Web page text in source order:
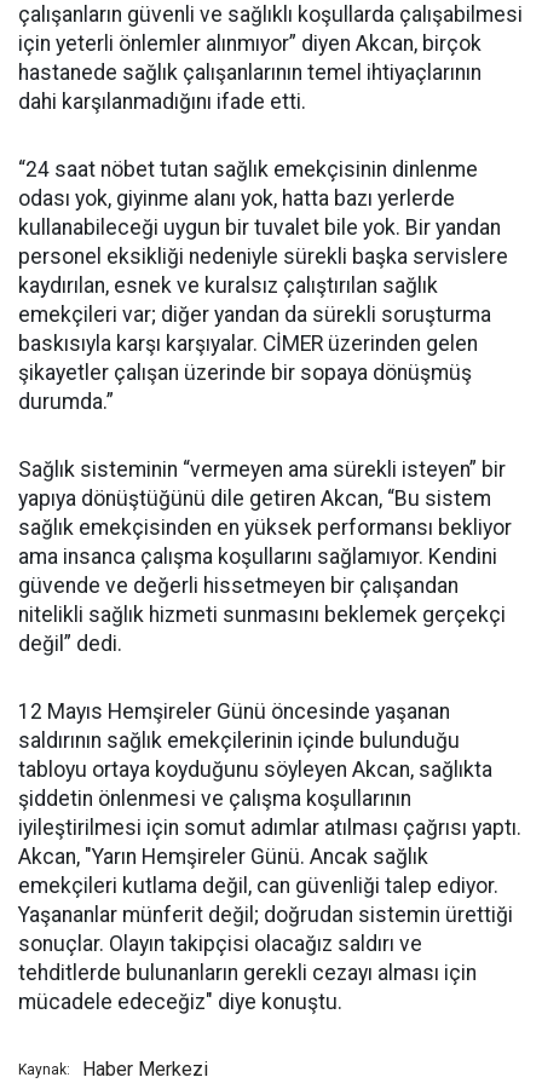
çalışanların güvenli ve sağlıklı koşullarda çalışabilmesi
için yeterli önlemler alınmıyor” diyen Akcan, birçok
hastanede sağlık çalışanlarının temel ihtiyaçlarının
dahi karşılanmadığını ifade etti.
“24 saat nöbet tutan sağlık emekçisinin dinlenme
odası yok, giyinme alanı yok, hatta bazı yerlerde
kullanabileceği uygun bir tuvalet bile yok. Bir yandan
personel eksikliği nedeniyle sürekli başka servislere
kaydırılan, esnek ve kuralsız çalıştırılan sağlık
emekçileri var; diğer yandan da sürekli soruşturma
baskısıyla karşı karşıyalar. CİMER üzerinden gelen
şikayetler çalışan üzerinde bir sopaya dönüşmüş
durumda.”
Sağlık sisteminin “vermeyen ama sürekli isteyen” bir
yapıya dönüştüğünü dile getiren Akcan, “Bu sistem
sağlık emekçisinden en yüksek performansı bekliyor
ama insanca çalışma koşullarını sağlamıyor. Kendini
güvende ve değerli hissetmeyen bir çalışandan
nitelikli sağlık hizmeti sunmasını beklemek gerçekçi
değil” dedi.
12 Mayıs Hemşireler Günü öncesinde yaşanan
saldırının sağlık emekçilerinin içinde bulunduğu
tabloyu ortaya koyduğunu söyleyen Akcan, sağlıkta
şiddetin önlenmesi ve çalışma koşullarının
iyileştirilmesi için somut adımlar atılması çağrısı yaptı.
Akcan, "Yarın Hemşireler Günü. Ancak sağlık
emekçileri kutlama değil, can güvenliği talep ediyor.
Yaşananlar münferit değil; doğrudan sistemin ürettiği
sonuçlar. Olayın takipçisi olacağız saldırı ve
tehditlerde bulunanların gerekli cezayı alması için
mücadele edeceğiz" diye konuştu.
Kaynak: Haber Merkezi